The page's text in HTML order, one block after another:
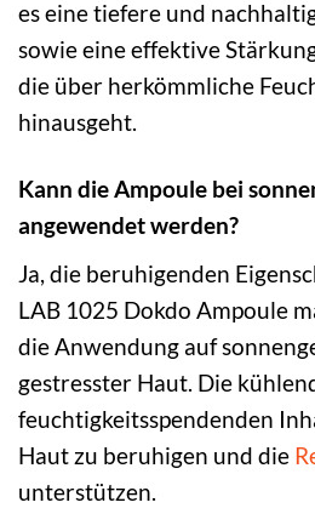
es eine tiefere und
sowie eine effektive
die über herkömmliche
hinausgeht.
Kann die Ampoule bei
angewendet werden?
Ja, die beruhigenden
LAB 1025 Dokdo Ampoule
die Anwendung auf
gestresster Haut. Die
feuchtigkeitsspendenden
Haut zu beruhigen und die
unterstützen.